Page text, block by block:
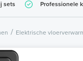
sets Professionele
Elektrische